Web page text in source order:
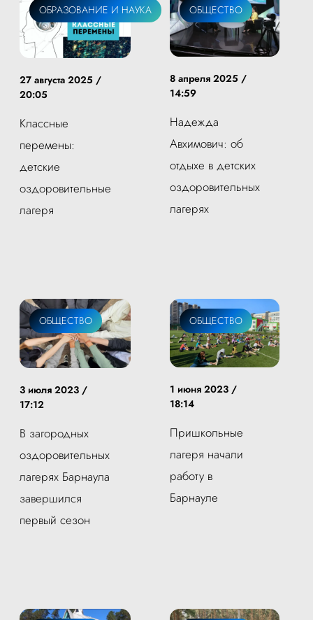
ОБРАЗОВАНИЕ И НАУКА
27 августа 2025 /
20:05
Классные
перемены:
детские
оздоровительные
лагеря
ОБЩЕСТВО
8 апреля 2025 /
14:59
Надежда
Авхимович: об
отдыхе в детских
оздоровительных
лагерях
ОБЩЕСТВО
3 июля 2023 /
17:12
В загородных
оздоровительных
лагерях Барнаула
завершился
первый сезон
ОБЩЕСТВО
1 июня 2023 /
18:14
Пришкольные
лагеря начали
работу в
Барнауле